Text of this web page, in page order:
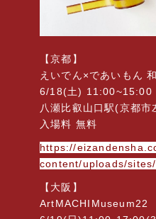
【京都】
えいでん×であいもん
6/18(土) 11:00~15:00
八瀬比叡山口駅(京都
入場料 無料
https://
content/uploads/
【大阪】
ArtMACHIMuseum22